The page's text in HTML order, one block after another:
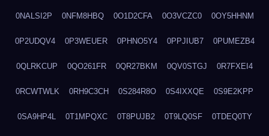
0NALSI2P 0NFM8HBQ 0O1D2CFA 0O3VCZC0 0OY5HHNM
0P2UDQV4 0P3WEUER 0PHNO5Y4 0PPJIUB7 0PUMEZB4
0QLRKCUP 0QO261FR 0QR27BKM 0QV0STGJ 0R7FXEI4
0RCWTWLK 0RH9C3CH 0S284R8O 0S4IXXQE 0S9E2KPP
0SA9HP4L 0T1MPQXC 0T8PUJB2 0T9LQ0SF 0TDEQ0TY